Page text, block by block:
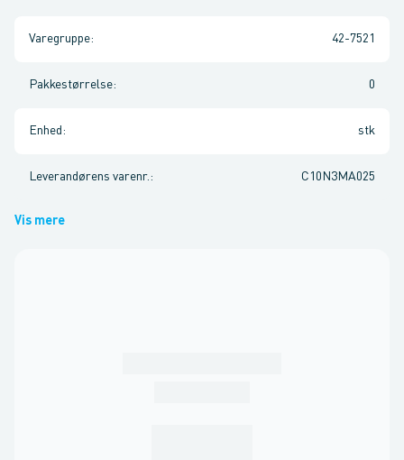
Varegruppe: 42-7521
Pakkestørrelse: 0
Enhed : stk
Leverandørens varenr. : C10N3MA025
Vis mere